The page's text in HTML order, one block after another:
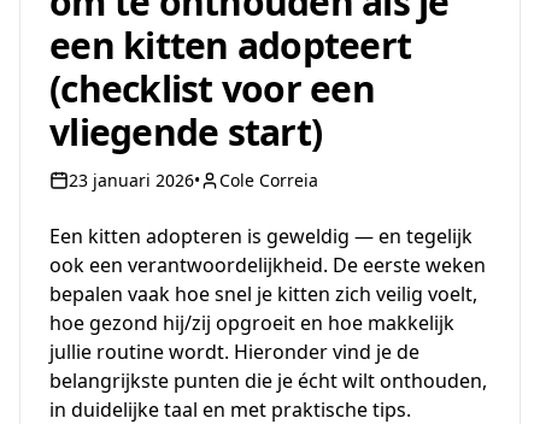
een kitten adopteert
(checklist voor een
vliegende start)
23 januari 2026• Cole Correia
Een kitten adopteren is geweldig — en tegelijk
ook een verantwoordelijkheid. De eerste weken
bepalen vaak hoe snel je kitten zich veilig voelt,
hoe gezond hij/zij opgroeit en hoe makkelijk
jullie routine wordt. Hieronder vind je de
belangrijkste punten die je écht wilt onthouden,
in duidelijke taal en met praktische tips.